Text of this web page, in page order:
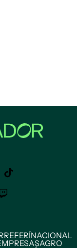
REFERÍNACIONAL
AGRO